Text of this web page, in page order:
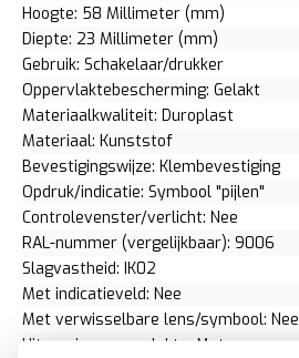
Hoogte: 58 Millimeter (mm)
Diepte: 23 Millimeter (mm)
Gebruik: Schakelaar/drukker
Oppervlaktebescherming: Gelakt
Materiaalkwaliteit: Duroplast
Materiaal: Kunststof
Bevestigingswijze: Klembevestiging
Opdruk/indicatie: Symbool "pijlen"
Controlevenster/verlicht: Nee
RAL-nummer (vergelijkbaar): 9006
Slagvastheid: IK02
Met indicatieveld: Nee
Met verwisselbare lens/symbool: Nee
Uitvoering oppervlakte: Mat